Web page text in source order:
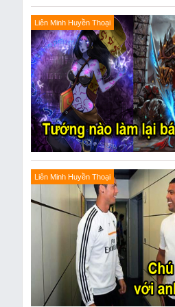
Liên Minh Huyền Thoại
Liên Minh Huyền Thoại